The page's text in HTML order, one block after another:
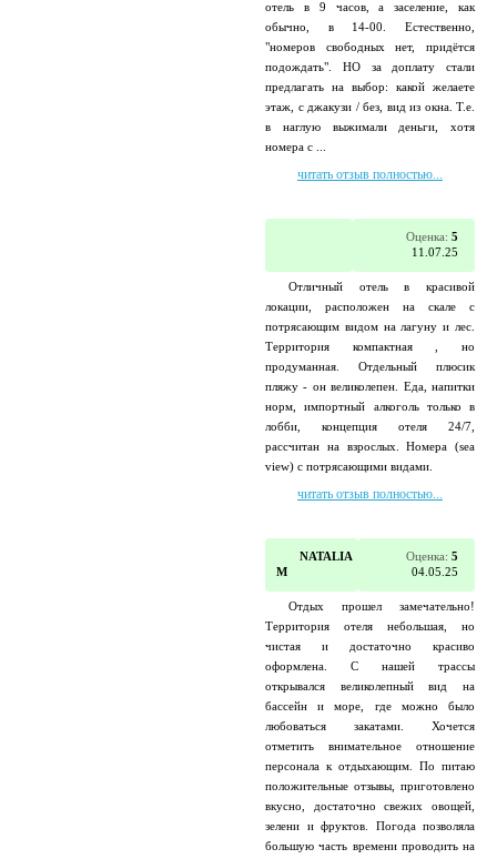
отель в 9 часов, а заселение, как
обычно, в 14-00. Естественно,
"номеров свободных нет, придётся
подождать". НО за доплату стали
предлагать на выбор: какой желаете
этаж, с джакузи / без, вид из окна. Т.е.
в наглую выжимали деньги, хотя
номера с ...
читать отзыв полностью...
Оценка: 5
11.07.25
Отличный отель в красивой
локации, расположен на скале с
потрясающим видом на лагуну и лес.
Территория компактная , но
продуманная. Отдельный плюсик
пляжу - он великолепен. Еда, напитки
норм, импортный алкоголь только в
лобби, концепция отеля 24/7,
рассчитан на взрослых. Номера (sea
view) с потрясающими видами.
читать отзыв полностью...
NATALIA
M
Оценка: 5
04.05.25
Отдых прошел замечательно!
Территория отеля небольшая, но
чистая и достаточно красиво
оформлена. С нашей трассы
открывался великолепный вид на
бассейн и море, где можно было
любоваться закатами. Хочется
отметить внимательное отношение
персонала к отдыхающим. По питаю
положительные отзывы, приготовлено
вкусно, достаточно свежих овощей,
зелени и фруктов. Погода позволяла
большую часть времени проводить на